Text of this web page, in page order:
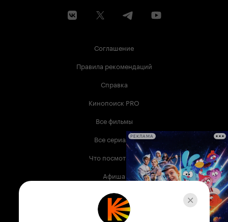
Соглашение
Правила рекомендаций
Справка
Кинопоиск PRO
Все фильмы
Все сериалы
Что посмотреть
Афиша
Музыка
Телепрограмма
РЕКЛАМА